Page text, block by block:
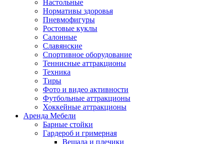
Настольные
Нормативы здоровья
Пневмофигуры
Ростовые куклы
Салонные
Славянские
Спортивное оборудование
Теннисные аттракционы
Техника
Тиры
Фото и видео активности
Футбольные аттракционы
Хоккейные аттракционы
Аренда Мебели
Барные стойки
Гардероб и гримерная
Вешала и плечики